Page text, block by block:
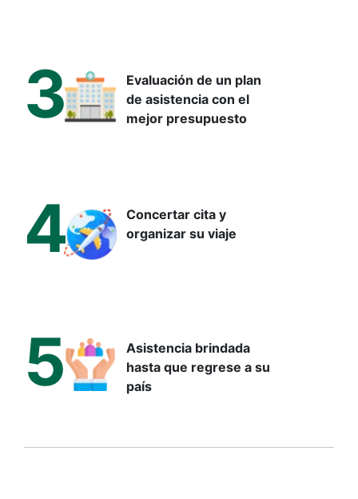
3
Evaluación de un plan
de asistencia con el
mejor presupuesto
4
Concertar cita y
organizar su viaje
5
Asistencia brindada
hasta que regrese a su
país